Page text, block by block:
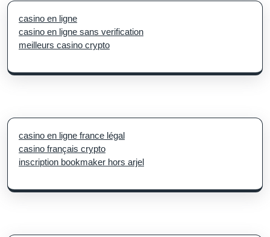
casino en ligne
casino en ligne sans verification
meilleurs casino crypto
casino en ligne france légal
casino français crypto
inscription bookmaker hors arjel